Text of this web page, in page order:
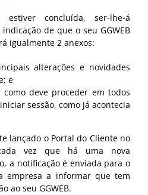
estiver concluída, ser-lhe-á
de que o seu GGWEB
igualmente 2 anexos:
alterações e novidades
e
deve proceder em todos
sessão, como já acontecia
lançado o Portal do Cliente no
vez que há uma nova
a notificação é enviada para o
empresa a informar que tem
ao seu GGWEB.